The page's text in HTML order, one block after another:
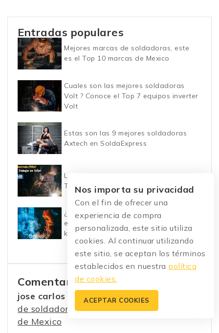
Entradas populares
Mejores marcas de soldadoras, este
es el Top 10 marcas de Mexico
Cuales son las mejores soldadoras
Volt ? Conoce el Top 7 equipos inverter
Volt
Estas son las 9 mejores soldadoras
Axtech en SoldaExpress
Las 7 Mejores Soldadoras (MMA) para
Trabajar en Taller
¿Buscas soldadora inversora Kerher?
estas son las mejores soldadoras
kerher
Comentarios recientes
jose carlos hernandezenMejores marcas
de soldadoras, este es el Top 10 marcas
de Mexico
Nos importa su privacidad
Con el fin de ofrecer una
experiencia de compra
personalizada, este sitio utiliza
cookies. Al continuar utilizando
este sitio, se aceptan los términos
establecidos en nuestra política
de cookies.
ACEPTAR COOKIES